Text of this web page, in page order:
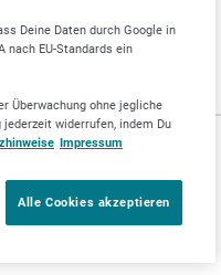
Deine Daten durch Google in
nach EU-Standards ein
Überwachung ohne jegliche
widerrufen, indem Du
Impressum
Alle Cookies akzeptieren